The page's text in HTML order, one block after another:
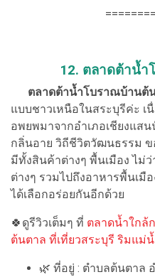
12. ตลาดต้าน้
ตลาดต้าน้ำโบราณบ้านต้
แบบชาวเหนือในสระบุรีค่ะ
อพยพมาจากอำเภอเชียงแส
กลิ่นอาย วิถีชีวิตวัฒนธรรม ข
มีทั้งสินค้าต่างๆ พื้นเมือง ไม่
ต่างๆ รวมไปถึงอาหารพื้นเมื
ได้เลือกอร่อยกันอีกด้วย
🍀ดูรีวิวเต็มๆ ที่ ตลาดน้ำใกล้
ต้นตาล ที่เที่ยวสระบุรี ริมแม่
🌿 ที่อยู่ : ตำบลต้นตาล